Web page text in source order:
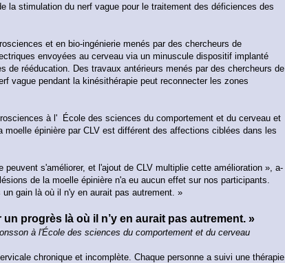
la stimulation du nerf vague pour le traitement des déficiences des
et en bio-ingénierie menés par des chercheurs de
envoyées au cerveau via un minuscule dispositif implanté
de rééducation. Des travaux antérieurs menés par des chercheurs de
vague pendant la kinésithérapie peut reconnecter les zones
à l' École des sciences du comportement et du cerveau et
épinière par CLV est différent des affections ciblées dans les
s'améliorer, et l'ajout de CLV multiplie cette amélioration », a-
de la moelle épinière n'a eu aucun effet sur nos participants.
gain là où il n'y en aurait pas autrement. »
progrès là où il n’y en aurait pas autrement. »
à l'École des sciences du comportement et du cerveau
chronique et incomplète. Chaque personne a suivi une thérapie